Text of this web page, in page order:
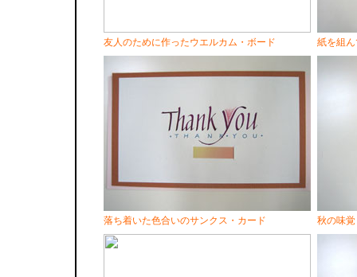
友人のために作ったウエルカム・ボード 紙を組
落ち着いた色合いのサンクス・カード 秋の味